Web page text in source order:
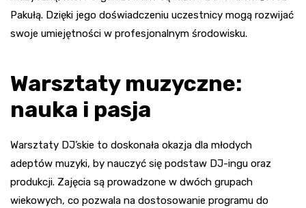
Pakułą. Dzięki jego doświadczeniu uczestnicy mogą rozwijać
swoje umiejętności w profesjonalnym środowisku.
Warsztaty muzyczne:
nauka i pasja
Warsztaty DJ’skie to doskonała okazja dla młodych
adeptów muzyki, by nauczyć się podstaw DJ-ingu oraz
produkcji. Zajęcia są prowadzone w dwóch grupach
wiekowych, co pozwala na dostosowanie programu do